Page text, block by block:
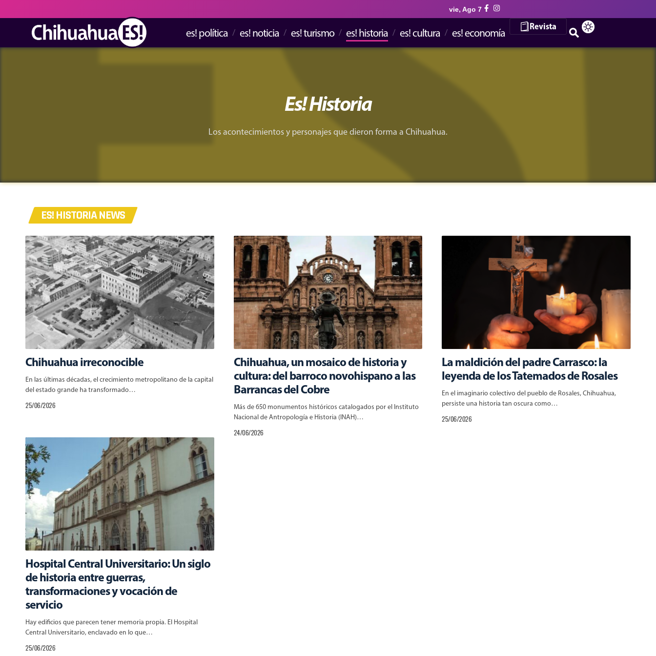
vie, Ago 7
es! política es! noticia es! turismo es! historia es! cultura es! economía Revista
Es! Historia
Los acontecimientos y personajes que dieron forma a Chihuahua.
ES! HISTORIA NEWS
Chihuahua irreconocible
En las últimas décadas, el crecimiento metropolitano de la capital
del estado grande ha transformado…
25/06/2026
Chihuahua, un mosaico de historia y
cultura: del barroco novohispano a las
Barrancas del Cobre
Más de 650 monumentos históricos catalogados por el Instituto
Nacional de Antropología e Historia (INAH)…
24/06/2026
La maldición del padre Carrasco: la
leyenda de los Tatemados de Rosales
En el imaginario colectivo del pueblo de Rosales, Chihuahua,
persiste una historia tan oscura como…
25/06/2026
Hospital Central Universitario: Un siglo
de historia entre guerras,
transformaciones y vocación de
servicio
Hay edificios que parecen tener memoria propia. El Hospital
Central Universitario, enclavado en lo que…
25/06/2026